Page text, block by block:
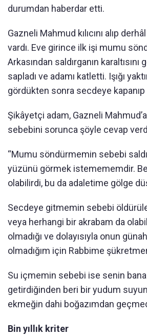
durumdan haberdar etti.
Gazneli Mahmud kılıcını alıp
vardı. Eve girince ilk işi mumu
Arkasından saldırganın karaltısını
sapladı ve adamı katletti. Işığı
gördükten sonra secdeye
Şikâyetçi adam, Gazneli Mahmud’a
sebebini sorunca şöyle cevap
“Mumu söndürmemin sebebi
yüzünü görmek istemememdir.
olabilirdi, bu da adaletime gölge
Secdeye gitmemin sebebi
veya herhangi bir akrabam da
olmadığı ve dolayısıyla onun
olmadığım için Rabbime
Su içmemin sebebi ise senin
getirdiğinden beri bir yudum
ekmeğin dahi boğazımdan
Bin yıllık kriter